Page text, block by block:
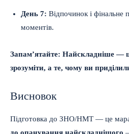
День 7: Відпочинок і фінальне
моментів.
Запам’ятайте: Найскладніше —
зрозуміти, а те, чому ви
Висновок
Підготовка до ЗНО/НМТ — це